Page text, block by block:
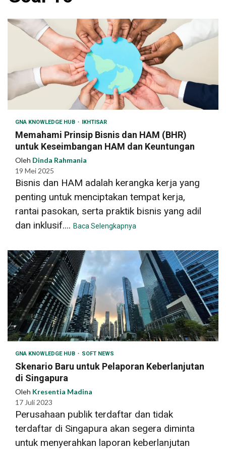
GNA KNOWLEDGE HUB IKHTISAR
Memahami Prinsip Bisnis dan HAM (BHR)
untuk Keseimbangan HAM dan Keuntungan
Oleh Dinda Rahmania
19 Mei 2025
Bisnis dan HAM adalah kerangka kerja yang
penting untuk menciptakan tempat kerja,
rantai pasokan, serta praktik bisnis yang adil
dan inklusif.... Baca Selengkapnya
GNA KNOWLEDGE HUB SOFT NEWS
Skenario Baru untuk Pelaporan Keberlanjutan
di Singapura
Oleh Kresentia Madina
17 Juli 2023
Perusahaan publik terdaftar dan tidak
terdaftar di Singapura akan segera diminta
untuk menyerahkan laporan keberlanjutan